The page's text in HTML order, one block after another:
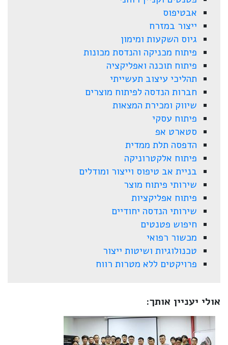
אבטיפוס
ייצור במזרח
גיוס השקעות ומימון
פיתוח מכניקה והנדסת מכונות
פיתוח תוכנה ואפליקציה
תהליכי עיצוב תעשייתי
חברות הנדסה לפיתוח מוצרים
שיווק ומכירת המצאות
פיתוח עסקי
סטארט אפ
הדפסה תלת ממדית
פיתוח אלקטרוניקה
בניית אב טיפוס וייצור ומודלים
שירותי פיתוח מוצר
פיתוח אפליקציות
שירותי הנדסה יחודיים
חיפוש פטנטים
מכשור רפואי
טכנולוגיות ושיטות ייצור
פרויקטים ללא מטרות רווח
אולי יעניין אותך: